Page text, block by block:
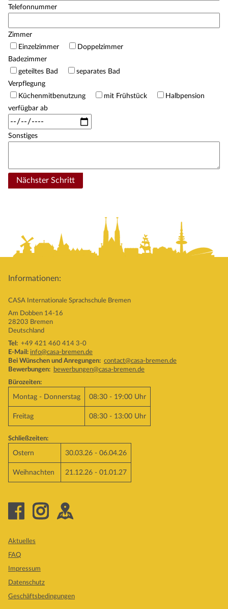
Telefonnummer
Zimmer
Einzelzimmer
Doppelzimmer
Badezimmer
geteiltes Bad
separates Bad
Verpflegung
Küchenmitbenutzung
mit Frühstück
Halbpension
verfügbar ab
Sonstiges
Nächster Schritt
Informationen:
CASA Internationale Sprachschule Bremen
Am Dobben 14-16
28203 Bremen
Deutschland
Tel: +49 421 460 414 3-0
E-Mail: info@casa-bremen.de
Bei Wünschen und Anregungen: contact@casa-bremen.de
Bewerbungen:
bewerbungen@casa-bremen.de
Bürozeiten:
Montag - Donnerstag 08:30 - 19:00 Uhr
Freitag 08:30 - 13:00 Uhr
Schließzeiten:
Ostern 30.03.26 - 06.04.26
Weihnachten 21.12.26 - 01.01.27
Aktuelles
FAQ
Impressum
Datenschutz
Geschäftsbedingungen